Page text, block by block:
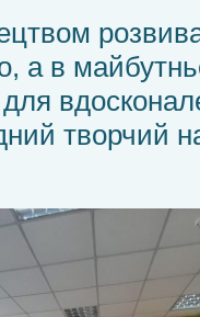
а в
творчий